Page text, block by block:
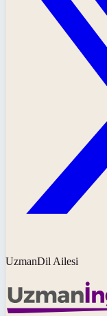
UzmanDil Ailesi